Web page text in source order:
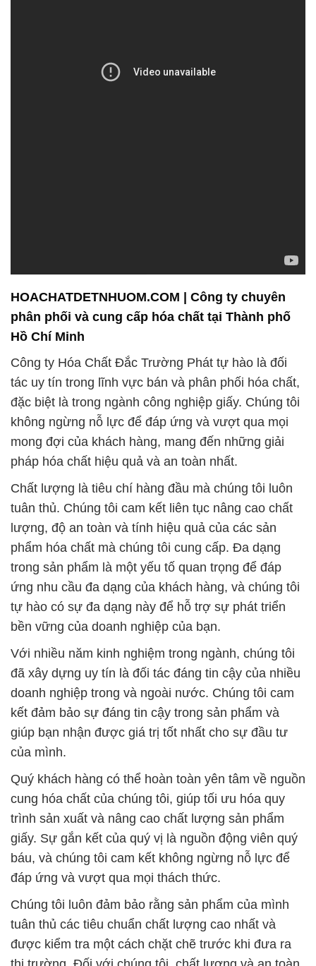
HOACHATDETNHUOM.COM | Công ty chuyên
phân phối và cung cấp hóa chất tại Thành phố
Hồ Chí Minh
Công ty Hóa Chất Đắc Trường Phát tự hào là đối
tác uy tín trong lĩnh vực bán và phân phối hóa chất,
đặc biệt là trong ngành công nghiệp giấy. Chúng tôi
không ngừng nỗ lực để đáp ứng và vượt qua mọi
mong đợi của khách hàng, mang đến những giải
pháp hóa chất hiệu quả và an toàn nhất.
Chất lượng là tiêu chí hàng đầu mà chúng tôi luôn
tuân thủ. Chúng tôi cam kết liên tục nâng cao chất
lượng, độ an toàn và tính hiệu quả của các sản
phẩm hóa chất mà chúng tôi cung cấp. Đa dạng
trong sản phẩm là một yếu tố quan trọng để đáp
ứng nhu cầu đa dạng của khách hàng, và chúng tôi
tự hào có sự đa dạng này để hỗ trợ sự phát triển
bền vững của doanh nghiệp của bạn.
Với nhiều năm kinh nghiệm trong ngành, chúng tôi
đã xây dựng uy tín là đối tác đáng tin cậy của nhiều
doanh nghiệp trong và ngoài nước. Chúng tôi cam
kết đảm bảo sự đáng tin cậy trong sản phẩm và
giúp bạn nhận được giá trị tốt nhất cho sự đầu tư
của mình.
Quý khách hàng có thể hoàn toàn yên tâm về nguồn
cung hóa chất của chúng tôi, giúp tối ưu hóa quy
trình sản xuất và nâng cao chất lượng sản phẩm
giấy. Sự gắn kết của quý vị là nguồn động viên quý
báu, và chúng tôi cam kết không ngừng nỗ lực để
đáp ứng và vượt qua mọi thách thức.
Chúng tôi luôn đảm bảo rằng sản phẩm của mình
tuân thủ các tiêu chuẩn chất lượng cao nhất và
được kiểm tra một cách chặt chẽ trước khi đưa ra